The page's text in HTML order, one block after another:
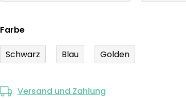
Farbe
Schwarz Blau Golden
Versand und Zahlung